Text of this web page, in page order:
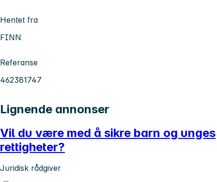
Hentet fra
FINN
Referanse
462381747
Lignende annonser
Vil du være med å sikre barn og unges
rettigheter?
Juridisk rådgiver